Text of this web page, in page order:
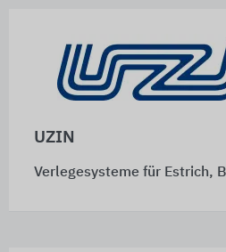
UZIN
Verlegesysteme für Estrich,